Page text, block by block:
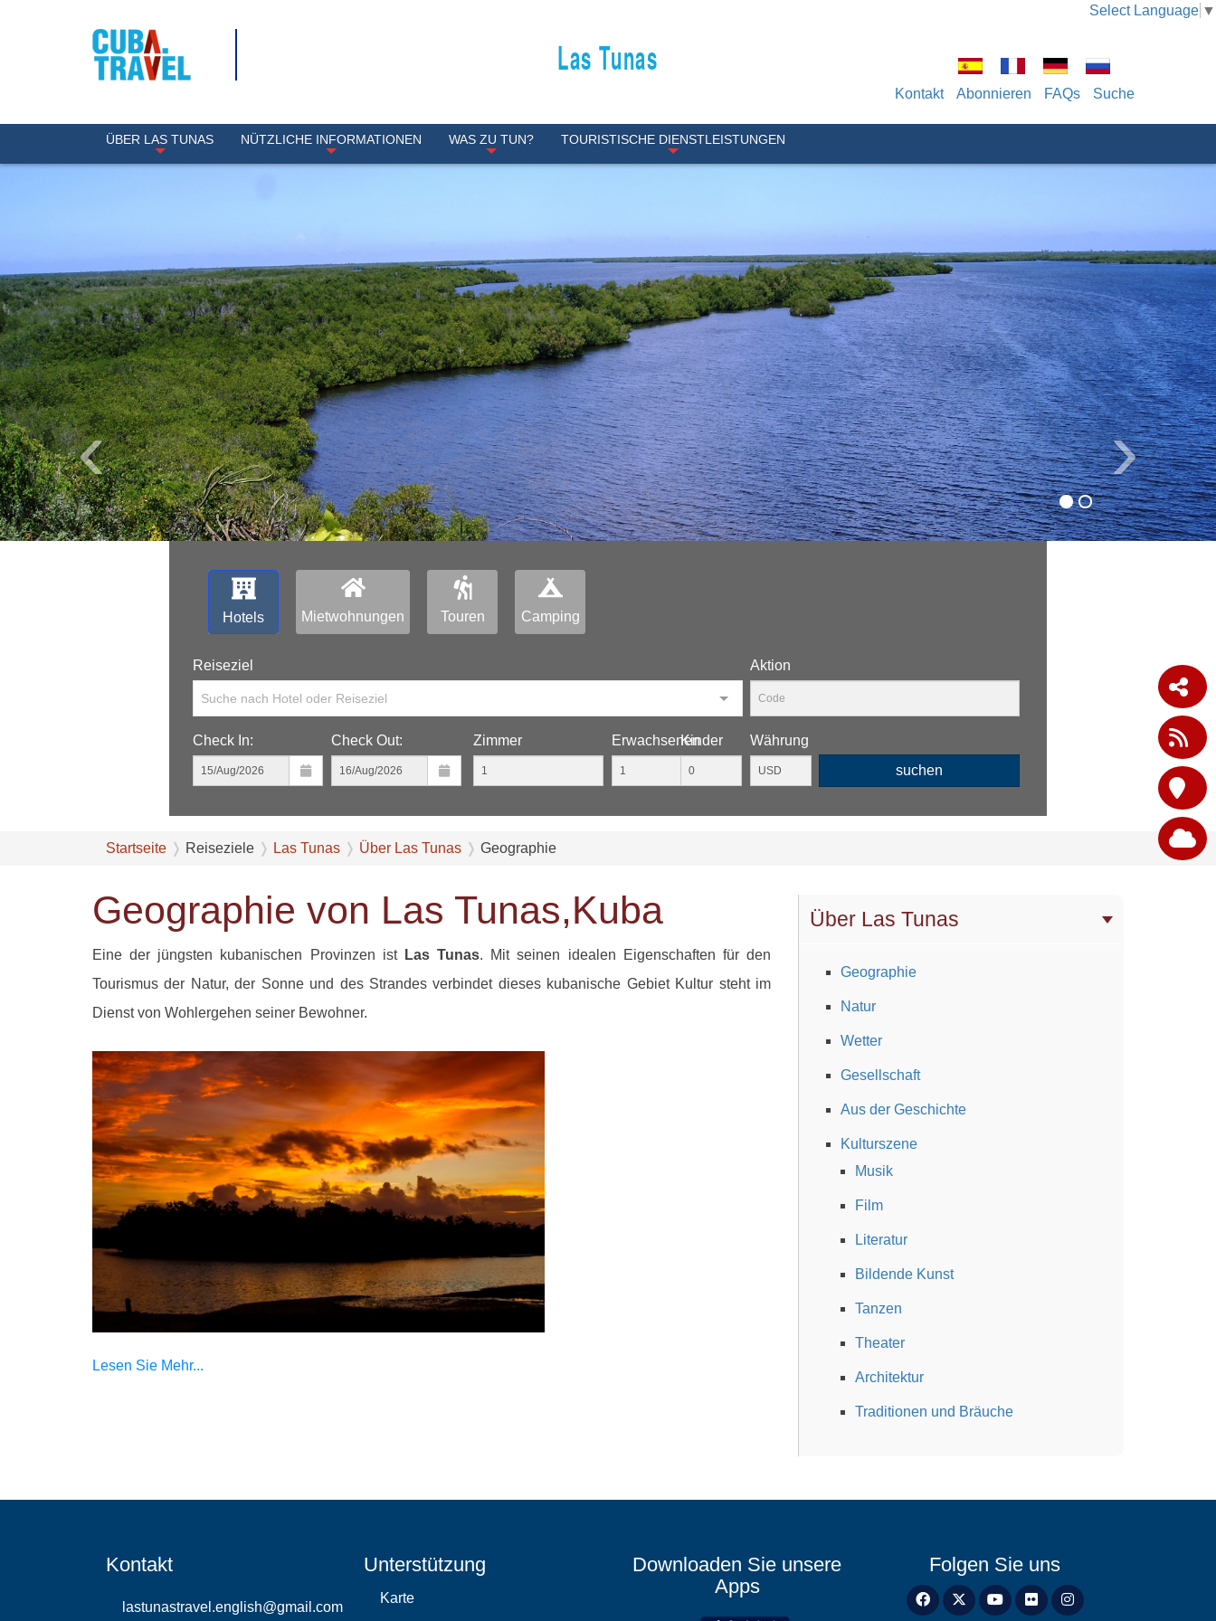
Select Language ▼
Las Tunas
Kontakt Abonnieren FAQs Suche
ÜBER LAS TUNAS NÜTZLICHE INFORMATIONEN WAS ZU TUN? TOURISTISCHE DIENSTLEISTUNGEN
‹ ›
Hotels Mietwohnungen Touren Camping
Reiseziel
Suche nach Hotel oder Reiseziel
Aktion
Check In: Check Out: Zimmer ErwachsenenKinder
Währung
suchen
Startseite Reiseziele Las Tunas Über Las Tunas Geographie
Über Las Tunas
Geographie
Natur
Wetter
Gesellschaft
Aus der Geschichte
Kulturszene
Musik
Film
Literatur
Bildende Kunst
Tanzen
Theater
Architektur
Traditionen und Bräuche
Geographie von Las Tunas,Kuba
Eine der jüngsten kubanischen Provinzen ist Las Tunas. Mit seinen idealen Eigenschaften für den
Tourismus der Natur, der Sonne und des Strandes verbindet dieses kubanische Gebiet Kultur steht im
Dienst von Wohlergehen seiner Bewohner.
Lesen Sie Mehr...
Kontakt
lastunastravel.english@gmail.com
Unterstützung
Karte
Downloaden Sie unsere
Apps
Folgen Sie uns